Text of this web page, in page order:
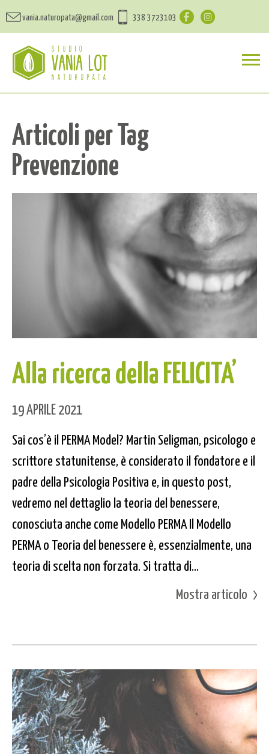
vania.naturopata@gmail.com 338 3723103
Articoli per Tag
Prevenzione
Alla ricerca della FELICITA’
19 APRILE 2021
Sai cos’è il PERMA Model? Martin Seligman, psicologo e
scrittore statunitense, è considerato il fondatore e il
padre della Psicologia Positiva e, in questo post,
vedremo nel dettaglio la teoria del benessere,
conosciuta anche come Modello PERMA Il Modello
PERMA o Teoria del benessere è, essenzialmente, una
teoria di scelta non forzata. Si tratta di...
Mostra articolo